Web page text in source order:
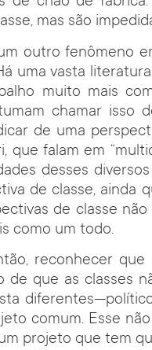
mas são
outro fenômeno
uma vasta
muito mais
chamar isso
de uma
que falam em
desses
de classe, ainda
de classe
como um todo.
reconhecer
de que as classes
comum. Esse
projeto que tem